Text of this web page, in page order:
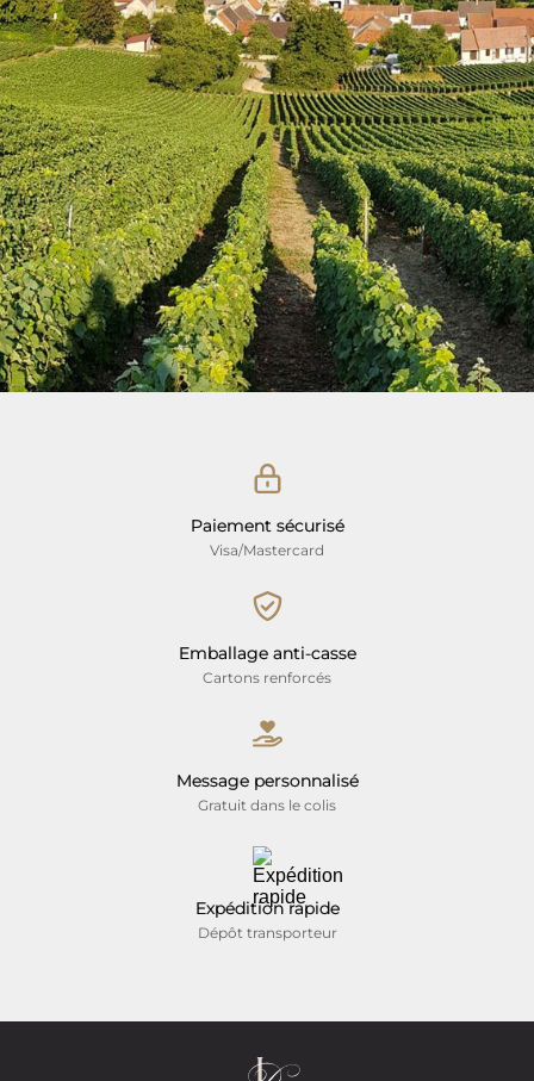
Paiement sécurisé
Visa/Mastercard
Emballage anti-casse
Cartons renforcés
Message personnalisé
Gratuit dans le colis
Expédition rapide
Dépôt transporteur